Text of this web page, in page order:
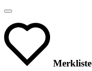
Merkliste